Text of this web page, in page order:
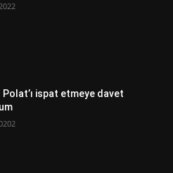
Polat’ı ispat etmeye davet